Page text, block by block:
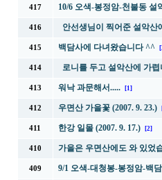
417 10/6 오색-봉정암-천불동 설
416 안선생님이 찍어준 설악산
415 백담사에 다녀왔습니다 ^^
414 로니를 두고 설악산에 가렵
413 워낙 과문해서..... [1]
412 우면산 가을꽃 (2007. 9. 23.)
411 한강 일몰 (2007. 9. 17.) [2]
410 가을은 우면산에도 와 있었
409 9/1 오색-대청봉-봉정암-백